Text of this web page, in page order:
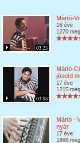
03:23
Márió-
16 éve
1270
03:08
Márió-
jósold
17 éve
1215
Márió -
nyár
17 éve
1866